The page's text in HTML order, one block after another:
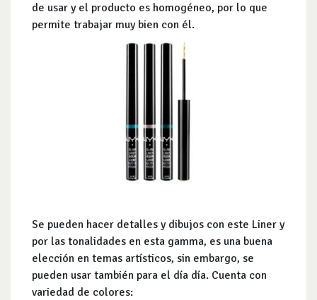
de usar y el producto es homogéneo, por lo que
permite trabajar muy bien con él.
Se pueden hacer detalles y dibujos con este Liner y
por las tonalidades en esta gamma, es una buena
elección en temas artísticos, sin embargo, se
pueden usar también para el día día. Cuenta con
variedad de colores: